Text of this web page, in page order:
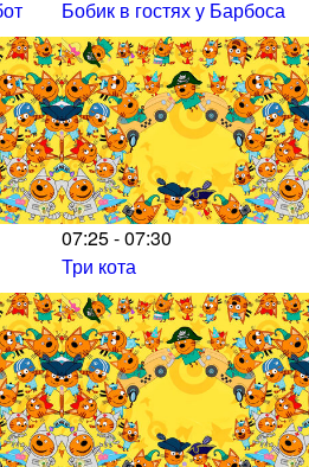
Бобик в гостях у Барбоса
07:25 - 07:30
Три кота